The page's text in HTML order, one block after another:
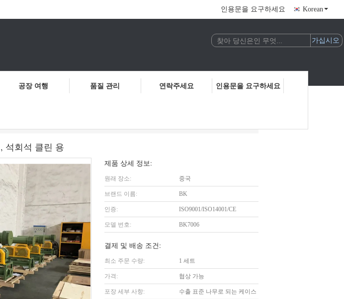
인용문을 요구하세요 Korean
공장 여행 품질 관리 연락주세요 인용문을 요구하세요
석회석 클린 용
제품 상세 정보:
원래 장소: 중국
브랜드 이름: BK
인증: ISO9001/ISO14001/CE
모델 번호: BK7006
결제 및 배송 조건:
최소 주문 수량: 1 세트
가격: 협상 가능
포장 세부 사항: 수출 표준 나무로 되는 케이스